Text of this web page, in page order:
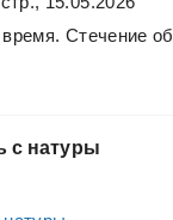
время. Стечение
с натуры